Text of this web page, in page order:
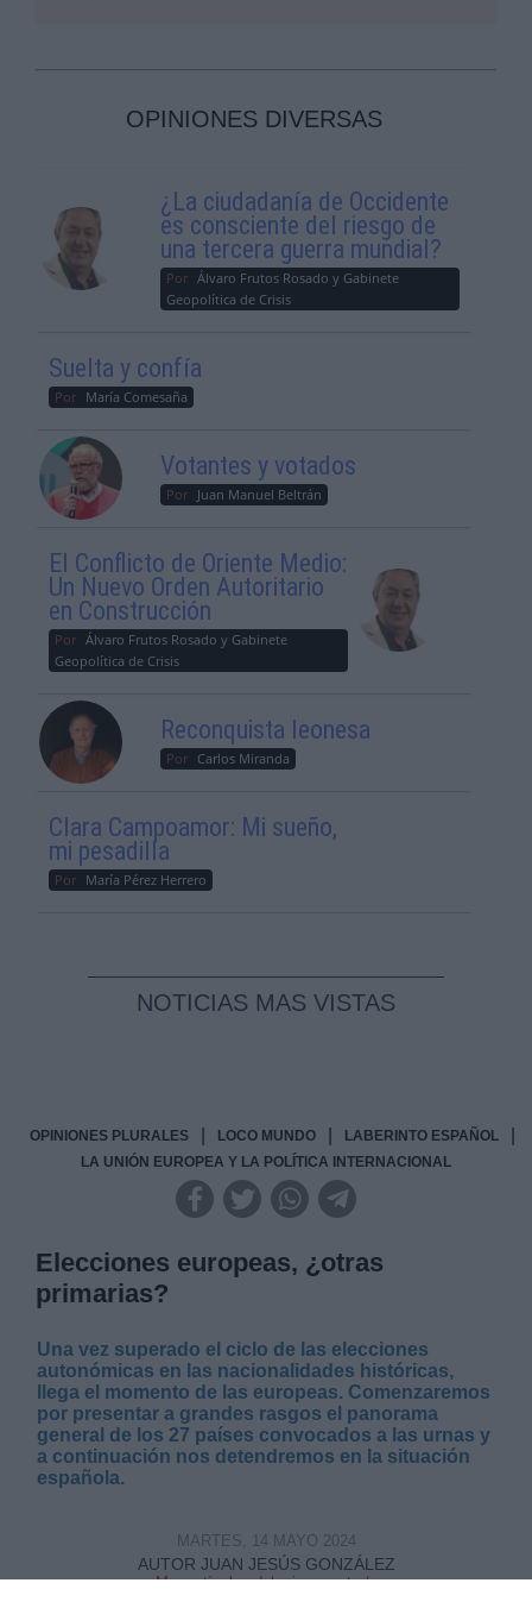
OPINIONES DIVERSAS
¿La ciudadanía de Occidente
es consciente del riesgo de
una tercera guerra mundial?
Por Álvaro Frutos Rosado y Gabinete
Geopolítica de Crisis
Suelta y confía
Por María Comesaña
Votantes y votados
Por Juan Manuel Beltrán
El Conflicto de Oriente Medio:
Un Nuevo Orden Autoritario
en Construcción
Por Álvaro Frutos Rosado y Gabinete
Geopolítica de Crisis
Reconquista leonesa
Por Carlos Miranda
Clara Campoamor: Mi sueño,
mi pesadilla
Por María Pérez Herrero
NOTICIAS MAS VISTAS
OPINIONES PLURALES LOCO MUNDO LABERINTO ESPAÑOL
LA UNIÓN EUROPEA Y LA POLÍTICA INTERNACIONAL
Elecciones europeas, ¿otras
primarias?
Una vez superado el ciclo de las elecciones
autonómicas en las nacionalidades históricas,
llega el momento de las europeas. Comenzaremos
por presentar a grandes rasgos el panorama
general de los 27 países convocados a las urnas y
a continuación nos detendremos en la situación
española.
AUTOR JUAN JESÚS GONZÁLEZ
Mas artículos del mismo autor/a
MARTES, 14 MAYO 2024